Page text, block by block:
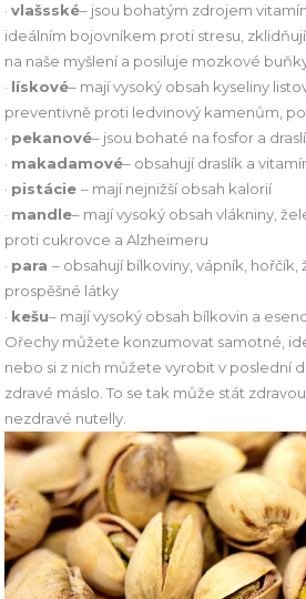
·vlašsské– jsou bohatým zdrojem
ideálním bojovníkem proti stresu,
na naše myšlení a posiluje mozkové
· lískové– mají vysoký obsah kyseliny
preventivně proti ledvinový kamenům,
· pekanové– jsou bohaté na fosfor a
· makadamové– obsahují draslík a
· pistácie– mají nejnižší obsah kalorií
· mandle– mají vysoký obsah vlákniny,
proti cukrovce a Alzheimeru
· para– obsahují bílkoviny, vápník, hořčík,
prospěšné látky
· kešu– mají vysoký obsah bílkovin a
Ořechy můžete konzumovat samotné,
nebo si z nich můžete vyrobit v poslední
zdravé máslo. To se tak může stát
nezdravé nutelly.